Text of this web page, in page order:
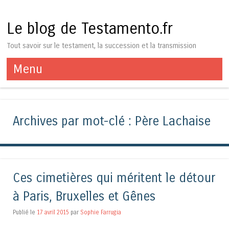
Le blog de Testamento.fr
Tout savoir sur le testament, la succession et la transmission
Menu
Aller au contenu
Archives par mot-clé : Père Lachaise
Ces cimetières qui méritent le détour
à Paris, Bruxelles et Gênes
Publié le 17 avril 2015 par Sophie Farrugia